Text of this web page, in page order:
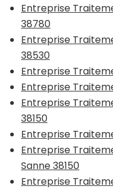
Entreprise
38780
Entreprise
38530
Entreprise
Entreprise
Entreprise
38150
Entreprise
Entreprise
Sanne 38150
Entreprise